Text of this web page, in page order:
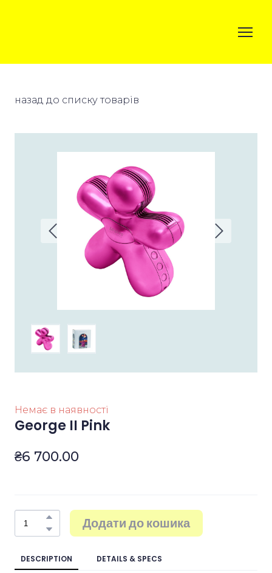
назад до списку товарів
Немає в наявності
George II Pink
₴6 700.00
Додати до кошика
DESCRIPTION DETAILS & SPECS